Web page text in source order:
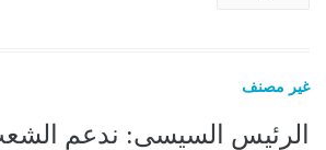
غير مصنف
الرئيس السيسى: ندعم